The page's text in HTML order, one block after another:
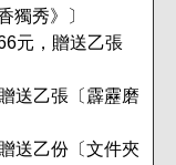
獨秀》〕
元，贈送乙張
送乙張〔霹靂磨
送乙份〔文件夾